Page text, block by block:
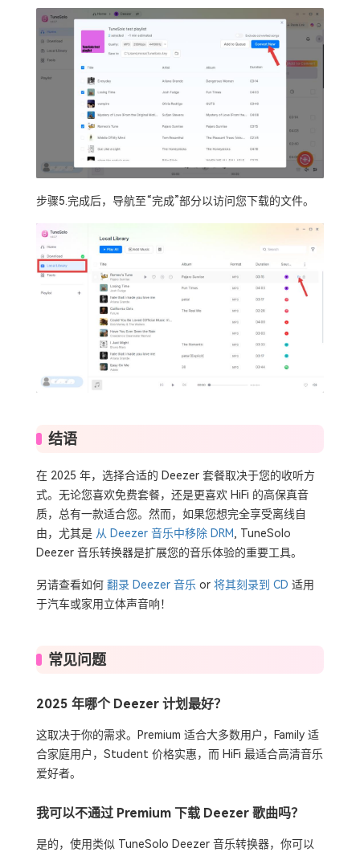
步骤5.完成后，导航至“完成”部分以访问您下载的文件。
结语
在 2025 年，选择合适的 Deezer 套餐取决于您的收听方
式。无论您喜欢免费套餐，还是更喜欢 HiFi 的高保真音
质，总有一款适合您。然而，如果您想完全享受离线自
由，尤其是 从 Deezer 音乐中移除 DRM, TuneSolo
Deezer 音乐转换器是扩展您的音乐体验的重要工具。
另请查看如何 翻录 Deezer 音乐 or 将其刻录到 CD 适用
于汽车或家用立体声音响！
常见问题
2025 年哪个 Deezer 计划最好？
这取决于你的需求。Premium 适合大多数用户，Family 适
合家庭用户，Student 价格实惠，而 HiFi 最适合高清音乐
爱好者。
我可以不通过 Premium 下载 Deezer 歌曲吗？
是的，使用类似 TuneSolo Deezer 音乐转换器，你可以